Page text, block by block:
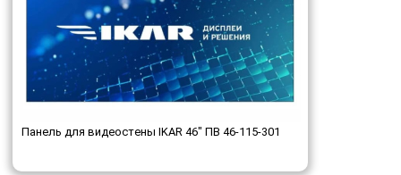
Панель для видеостены IKAR 46" ПВ 46-115-301